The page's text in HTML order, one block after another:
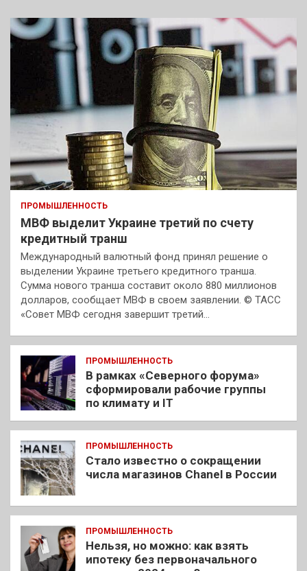
ПРОМЫШЛЕННОСТЬ
МВФ выделит Украине третий по счету
кредитный транш
Международный валютный фонд принял решение о
выделении Украине третьего кредитного транша.
Сумма нового транша составит около 880 миллионов
долларов, сообщает МВФ в своем заявлении. © ТАСС
«Совет МВФ сегодня завершит третий…
ПРОМЫШЛЕННОСТЬ
В рамках «Северного форума»
сформировали рабочие группы
по климату и IT
ПРОМЫШЛЕННОСТЬ
Стало известно о сокращении
числа магазинов Chanel в России
ПРОМЫШЛЕННОСТЬ
Нельзя, но можно: как взять
ипотеку без первоначального